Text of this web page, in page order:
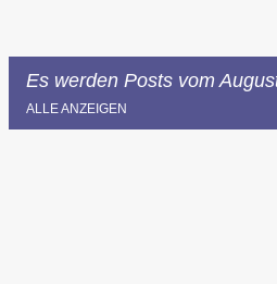
Es werden Posts vom
ALLE ANZEIGEN